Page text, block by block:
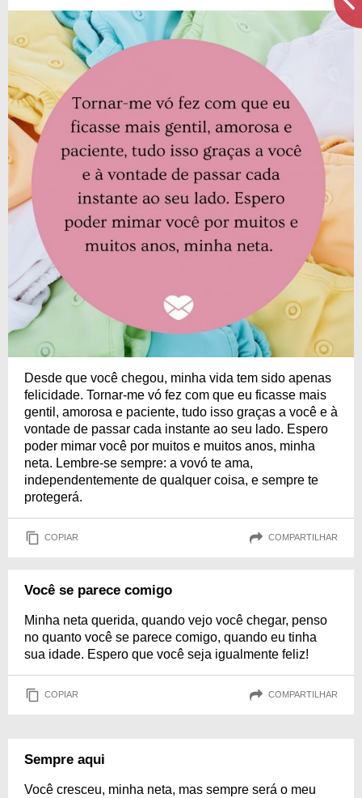
Desde que você chegou, minha vida tem sido apenas
felicidade. Tornar-me vó fez com que eu ficasse mais
gentil, amorosa e paciente, tudo isso graças a você e à
vontade de passar cada instante ao seu lado. Espero
poder mimar você por muitos e muitos anos, minha
neta. Lembre-se sempre: a vovó te ama,
independentemente de qualquer coisa, e sempre te
protegerá.
COPIAR COMPARTILHAR
Você se parece comigo
Minha neta querida, quando vejo você chegar, penso
no quanto você se parece comigo, quando eu tinha
sua idade. Espero que você seja igualmente feliz!
COPIAR COMPARTILHAR
Sempre aqui
Você cresceu, minha neta, mas sempre será o meu